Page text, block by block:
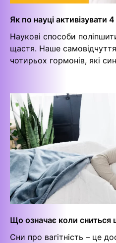
Як по науці активізувати
Наукові способи
щастя. Наше самовідчуття
чотирьох гормонів, які
Що означає коли сниться
Сни про вагітність – це